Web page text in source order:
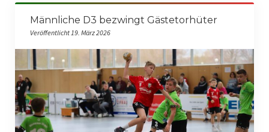
Männliche D3 bezwingt Gästetorhüter
Veröffentlicht 19. März 2026